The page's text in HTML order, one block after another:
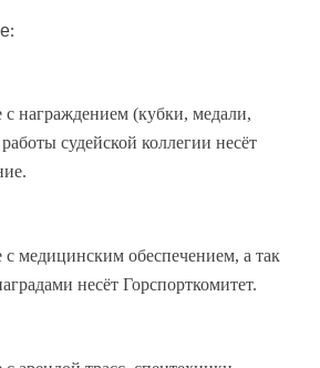
с награждением (кубки, медали,
судейской коллегии несёт
с медицинским обеспечением, а так
несёт Горспорткомитет.